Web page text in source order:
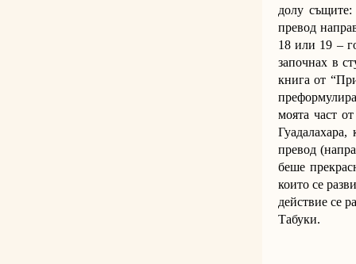
долу
превод
18 или 19 –
започнах в
книга от
моята част
превод
беше
които се
действие се
Табуки.